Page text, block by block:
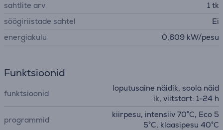
sahtlite arv
1 tk
söögiriistade sahtel
Ei
energiakulu
0,609 kW/pesu
Funktsioonid
funktsioonid
loputusaine näidik, soola näid
ik, viitstart: 1-24 h
programmid
kiirpesu, intensiiv 70°C, Eco 5
5°C, klaasipesu 40°C